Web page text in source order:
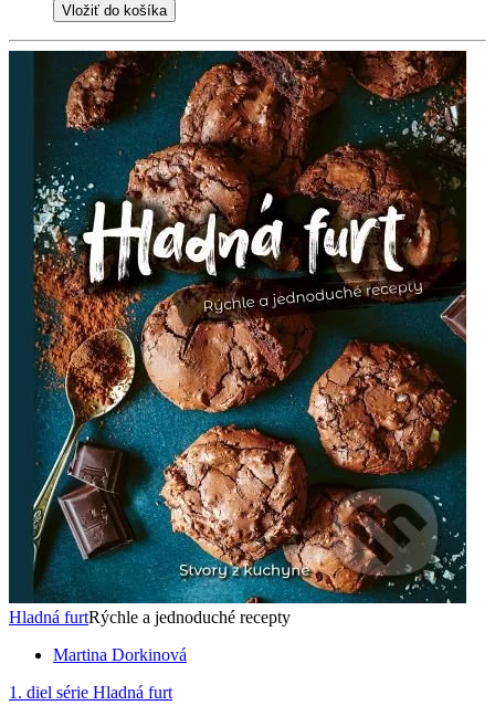
Vložiť do košíka
Hladná furtRýchle a jednoduché recepty
Martina Dorkinová
1. diel série Hladná furt